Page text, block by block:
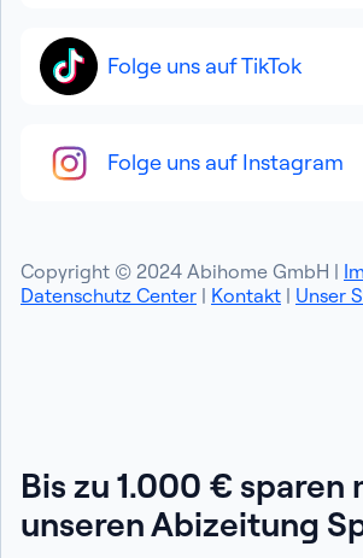
Folge uns auf TikTok
Folge uns auf Instagram
Copyright © 2024 Abihome GmbH |
Datenschutz Center | Kontakt | Unser
Bis zu 1.000 € sparen
unseren Abizeitung